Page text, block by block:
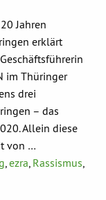
Jahren
erklärt
im Thüringer
drei
– das
Allein diese
von …
,ezra, Rassismus,